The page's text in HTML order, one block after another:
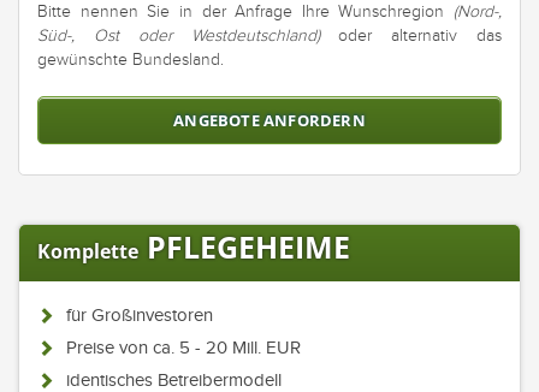
Bitte nennen Sie in der Anfrage Ihre Wunschregion (Nord-,
Süd-, Ost oder Westdeutschland)oder alternativ das
gewünschte Bundesland.
ANGEBOTE ANFORDERN
KomplettePFLEGEHEIME
für Großinvestoren
Preise von ca. 5 - 20 Mill. EUR
identisches Betreibermodell